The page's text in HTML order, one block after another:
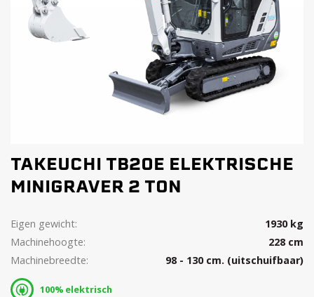
TAKEUCHI TB20E ELEKTRISCHE
MINIGRAVER 2 TON
Eigen gewicht:
1930 kg
Machinehoogte:
228 cm
Machinebreedte:
98 - 130 cm. (uitschuifbaar)
100% elektrisch